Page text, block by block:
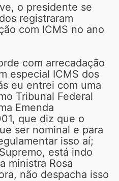
o presidente se
registraram
com ICMS no ano
com arrecadação
especial ICMS dos
eu entrei com uma
Tribunal Federal
Emenda
que diz que o
ser nominal e para
isso aí;
está indo
ministra Rosa
não despacha isso